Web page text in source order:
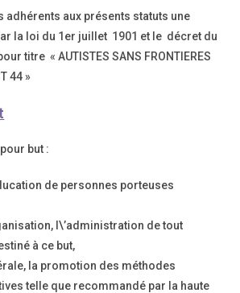
adhérents aux présents statuts une
la loi du 1er juillet 1901 et le décret du
titre « AUTISTES SANS FRONTIERES
44 »
but :
de personnes porteuses
l\’administration de tout
à ce but,
la promotion des méthodes
telle que recommandé par la haute